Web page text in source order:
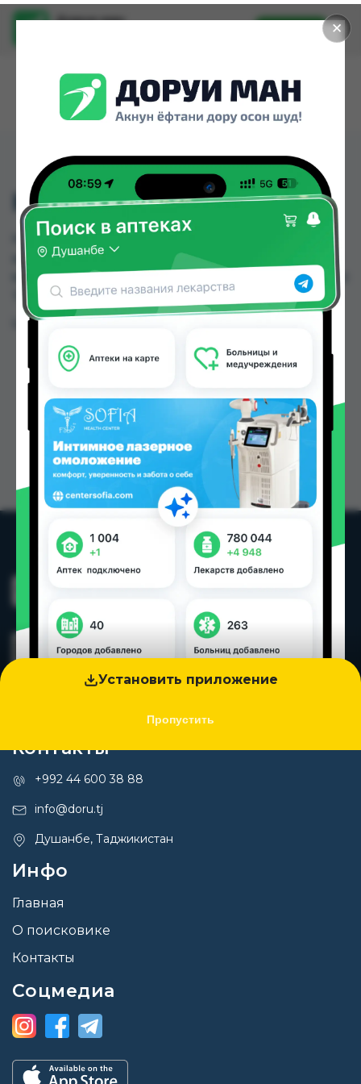
✕
Установить приложение
Пропустить
Доруи ман
Установить
НЕОСИМПЛИ ТБ №30
НЕОСИМПЛИ ТБ №30 можно купить или
заказать в аптеках, Аптека Нур (Nur), Дору Фарм
№2, Самсон фарм по цене от 107.00 TJS до 122.00
TJS в Душанбе и других городах Таджикистана
Цена: от
107.00 TJS
Контакты
+992 44 600 38 88
info@doru.tj
Душанбе, Таджикистан
Инфо
Главная
О поисковике
Контакты
Соцмедиа